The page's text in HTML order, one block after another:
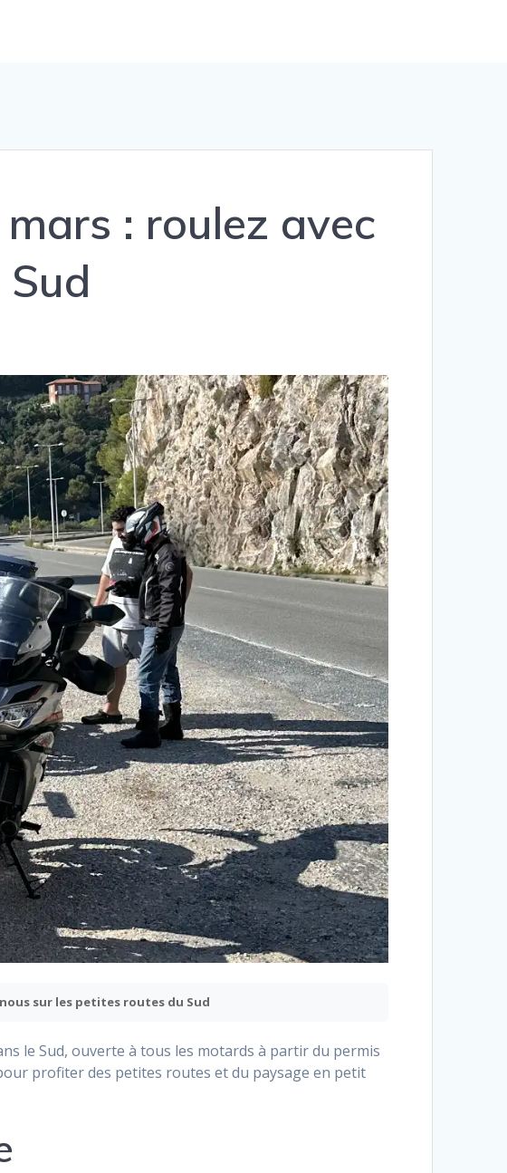
: roulez avec
sur les petites routes du Sud
le Sud, ouverte à tous les motards à partir du permis
profiter des petites routes et du paysage en petit